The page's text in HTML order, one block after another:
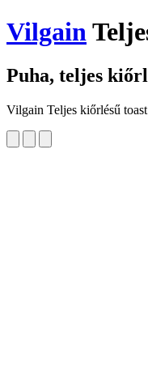
Vilgain
Puha, teljes
Vilgain Teljes kiőrlésű